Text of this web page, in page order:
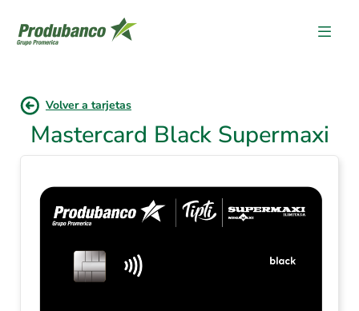
Volver a tarjetas
Mastercard Black Supermaxi